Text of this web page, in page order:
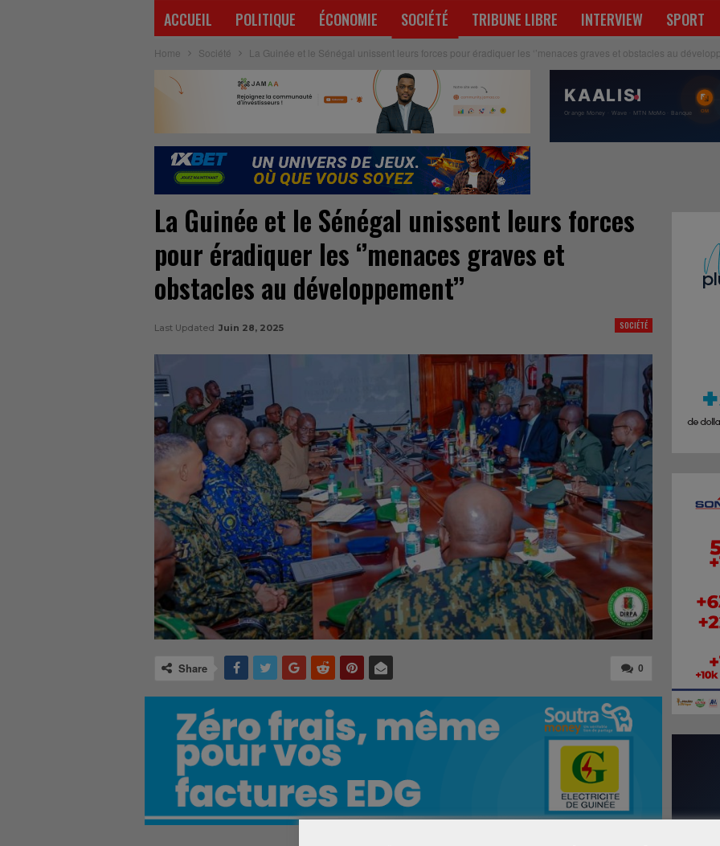
ACCUEIL POLITIQUE ÉCONOMIE SOCIÉTÉ TRIBUNE LIBRE INTERVIEW SPORT
Home Société La Guinée et le Sénégal unissent leurs forces pour éradiquer les ‘’menaces graves et obstacles au
La Guinée et le Sénégal unissent leurs forces
pour éradiquer les ‘’menaces graves et
obstacles au développement’’
SOCIÉTÉ
Last Updated Juin 28, 2025
0
Share